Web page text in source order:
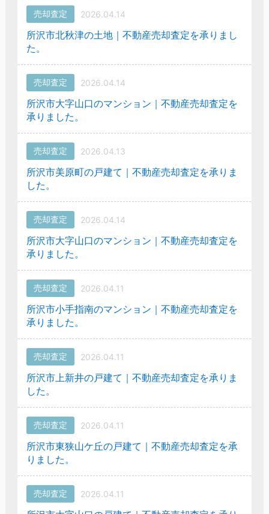
売却査定 2026.04.14
所沢市北秋津の土地｜不動産売却査定を承りまし
た。
売却査定 2026.04.14
所沢市大字山口のマンション｜不動産売却査定を
承りました。
売却査定 2026.04.13
所沢市美原町の戸建て｜不動産売却査定を承りま
した。
売却査定 2026.04.14
所沢市大字山口のマンション｜不動産売却査定を
承りました。
売却査定 2026.04.11
所沢市小手指南のマンション｜不動産売却査定を
承りました。
売却査定 2026.04.11
所沢市上新井の戸建て｜不動産売却査定を承りま
した。
売却査定 2026.04.11
所沢市東狭山ケ丘の戸建て｜不動産売却査定を承
りました。
売却査定 2026.04.11